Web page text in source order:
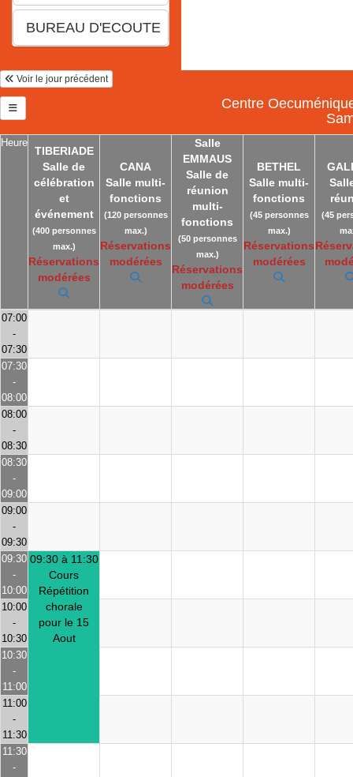
Voir le jour précédent
Centre
Heure
TIBERIADE
Salle de
célébration
et
événement
(400 personnes
max.)
Réservations
modérées
CANA
Salle multi-
fonctions
(120 personnes
max.)
Réservations
modérées
Salle
EMMAUS
Salle de
réunion
multi-
fonctions
(50 personnes
max.)
Réservations
modérées
BETHEL
Salle multi-
fonctions
(45 personnes
max.)
Réservations
modérées
(45
07:00
-
07:30
07:30
-
08:00
08:00
-
08:30
08:30
-
09:00
09:00
-
09:30
09:30
-
10:00
09:30 à 11:30
Cours
Répétition
chorale
pour le 15
Aout
10:00
-
10:30
10:30
-
11:00
11:00
-
11:30
11:30
-